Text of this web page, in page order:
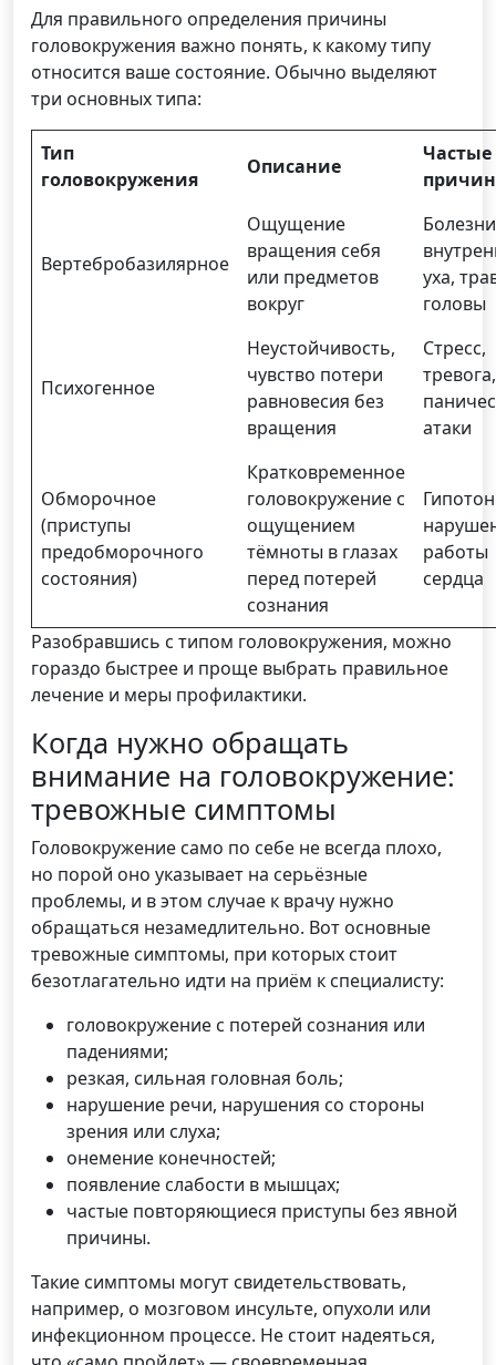
Для правильного определения причины
головокружения важно понять, к какому типу
относится ваше состояние. Обычно выделяют
три основных типа:
Тип
головокружения
Описание
Частые
Вертебробазилярное
Ощущение
вращения себя
или предметов
вокруг
Болезни
уха,
головы
Психогенное
Неустойчивость,
чувство потери
равновесия без
вращения
Стресс,
тревога,
атаки
Обморочное
(приступы
предобморочного
состояния)
Кратковременное
головокружение с
ощущением
тёмноты в глазах
перед потерей
сознания
работы
сердца
Разобравшись с типом головокружения, можно
гораздо быстрее и проще выбрать правильное
лечение и меры профилактики.
Когда нужно обращать
внимание на головокружение:
тревожные симптомы
Головокружение само по себе не всегда плохо,
но порой оно указывает на серьёзные
проблемы, и в этом случае к врачу нужно
обращаться незамедлительно. Вот основные
тревожные симптомы, при которых стоит
безотлагательно идти на приём к специалисту:
головокружение с потерей сознания или
падениями;
резкая, сильная головная боль;
нарушение речи, нарушения со стороны
зрения или слуха;
онемение конечностей;
появление слабости в мышцах;
частые повторяющиеся приступы без явной
причины.
Такие симптомы могут свидетельствовать,
например, о мозговом инсульте, опухоли или
инфекционном процессе. Не стоит надеяться,